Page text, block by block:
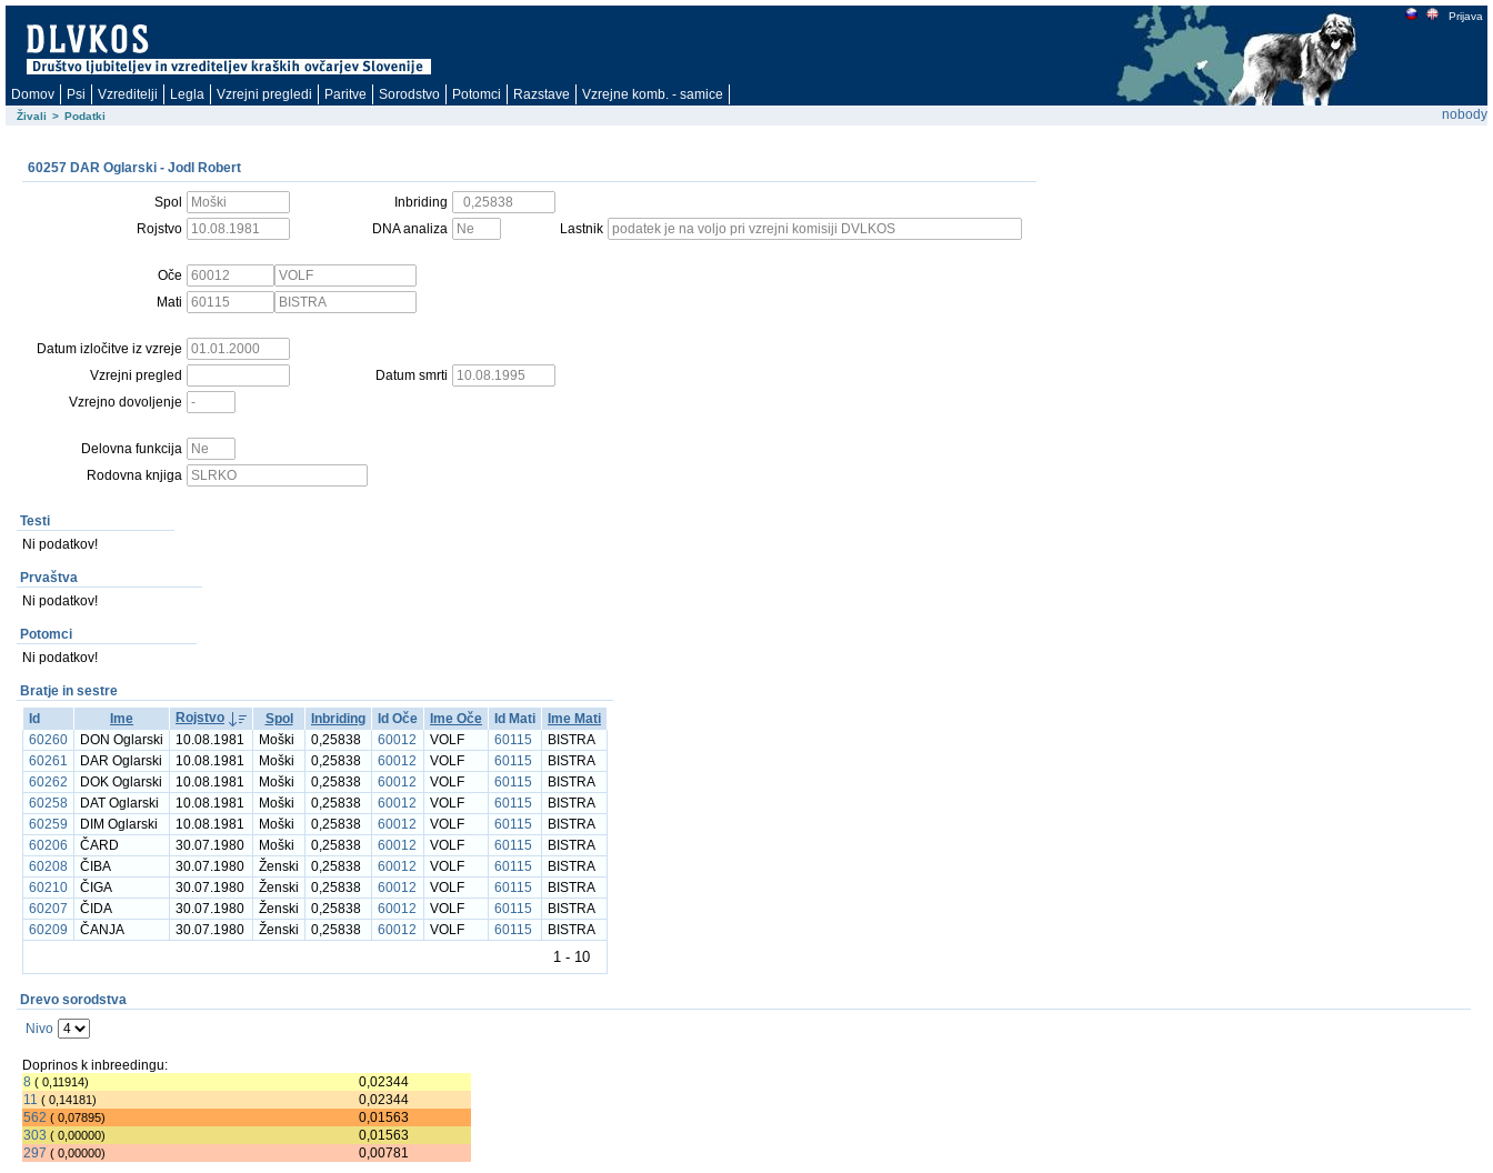
Prijava
Domov Psi Vzreditelji Legla Vzrejni pregledi Paritve Sorodstvo Potomci Razstave Vzrejne komb. - samice
Živali > Podatki nobody
60257 DAR Oglarski - Jodl Robert
Spol
Inbriding
Rojstvo
DNA analiza Lastnik
Oče
Mati
Datum izločitve iz vzreje
Vzrejni pregled
Datum smrti
Vzrejno dovoljenje
Delovna funkcija
Rodovna knjiga
Testi
Ni podatkov!
Prvaštva
Ni podatkov!
Potomci
Ni podatkov!
Bratje in sestre
Id
Ime Rojstvo Spol Inbriding Id Oče Ime Oče Id Mati
Ime Mati
60260
DON Oglarski 10.08.1981 Moški 0,25838 60012 VOLF 60115
BISTRA
60261
DAR Oglarski 10.08.1981 Moški 0,25838 60012 VOLF 60115
BISTRA
60262
DOK Oglarski 10.08.1981 Moški 0,25838 60012 VOLF 60115
BISTRA
60258
DAT Oglarski 10.08.1981 Moški 0,25838 60012 VOLF 60115
BISTRA
60259
DIM Oglarski 10.08.1981 Moški 0,25838 60012 VOLF 60115
BISTRA
60206
ČARD 30.07.1980 Moški 0,25838 60012 VOLF 60115
BISTRA
60208
ČIBA 30.07.1980 Ženski 0,25838 60012 VOLF 60115
BISTRA
60210
ČIGA 30.07.1980 Ženski 0,25838 60012 VOLF 60115
BISTRA
60207
ČIDA 30.07.1980 Ženski 0,25838 60012 VOLF 60115
BISTRA
60209
ČANJA 30.07.1980 Ženski 0,25838 60012 VOLF 60115 BISTRA
1 - 10
Drevo sorodstva
Nivo
Doprinos k inbreedingu:
8 ( 0,11914)
0,02344
11 ( 0,14181)
0,02344
562 ( 0,07895)
0,01563
303 ( 0,00000)
0,01563
297 ( 0,00000) 0,00781